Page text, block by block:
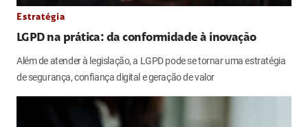
Estratégia
LGPD na prática: da conformidade à inovação
Além de atender à legislação, a LGPD pode se tornar uma estratégia
de segurança, confiança digital e geração de valor